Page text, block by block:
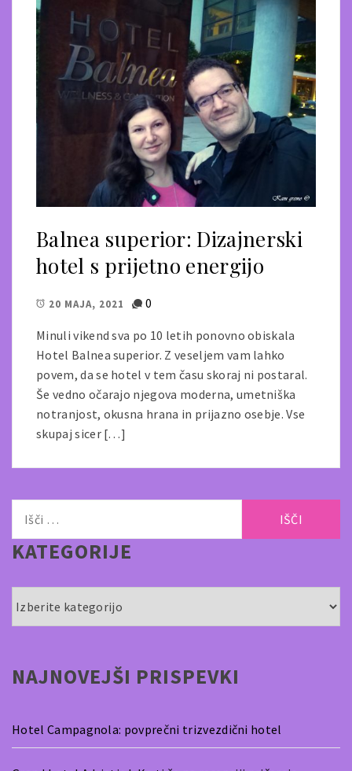
Balnea superior: Dizajnerski
hotel s prijetno energijo
20 MAJA, 2021 0
Minuli vikend sva po 10 letih ponovno obiskala
Hotel Balnea superior. Z veseljem vam lahko
povem, da se hotel v tem času skoraj ni postaral.
Še vedno očarajo njegova moderna, umetniška
notranjost, okusna hrana in prijazno osebje. Vse
skupaj sicer […]
KATEGORIJE
NAJNOVEJŠI PRISPEVKI
Hotel Campagnola: povprečni trizvezdični hotel